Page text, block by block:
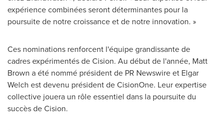
expérience combinées seront déterminantes pour la
poursuite de notre croissance et de notre innovation. »
Ces nominations renforcent l'équipe grandissante de
cadres expérimentés de Cision. Au début de l'année, Matt
Brown a été nommé président de PR Newswire et Elgar
Welch est devenu président de CisionOne. Leur expertise
collective jouera un rôle essentiel dans la poursuite du
succès de Cision.